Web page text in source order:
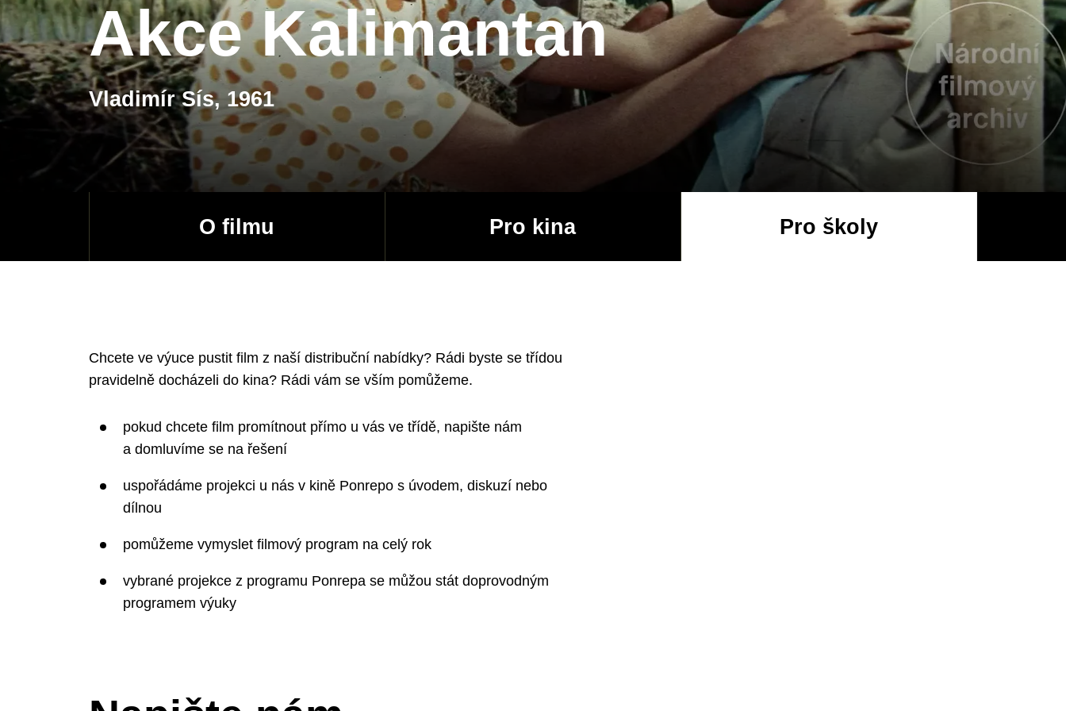
Akce Kalimantan
Vladimír Sís, 1961
O filmu Pro kina Pro školy
Chcete ve výuce pustit film z naší distribuční nabídky? Rádi byste se třídou
pravidelně docházeli do kina? Rádi vám se vším pomůžeme.
pokud chcete film promítnout přímo u vás ve třídě, napište nám
a domluvíme se na řešení
uspořádáme projekci u nás v kině Ponrepo s úvodem, diskuzí nebo
dílnou
pomůžeme vymyslet filmový program na celý rok
vybrané projekce z programu Ponrepa se můžou stát doprovodným
programem výuky